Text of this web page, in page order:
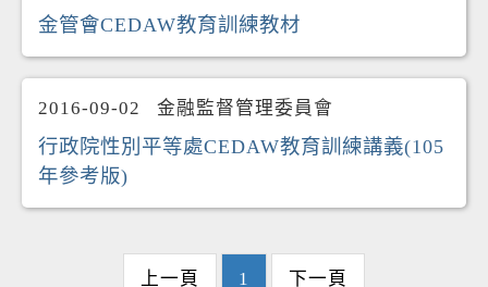
金管會CEDAW教育訓練教材
2016-09-02 金融監督管理委員會
行政院性別平等處CEDAW教育訓練講義(105
年參考版)
上一頁 1 下一頁